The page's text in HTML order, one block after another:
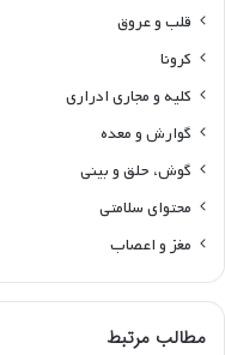
قلب و عروق
کرونا
کلیه و مجاری ادراری
گوارش و معده
گوش، حلق و بینی
محتوای سلامتی
مغز و اعصاب
مطالب مرتبط